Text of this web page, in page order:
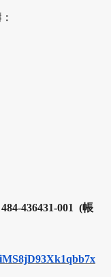
436431-001 (帳